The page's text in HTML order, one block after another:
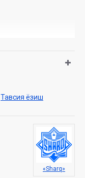
Тавсия ёзиш
«Sharq»